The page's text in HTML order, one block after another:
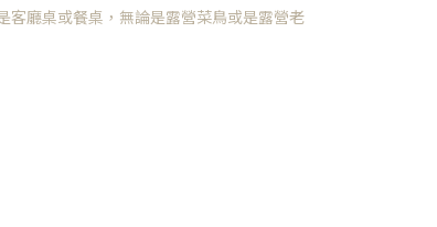
客廳桌或餐桌，無論是露營菜鳥或是露營老